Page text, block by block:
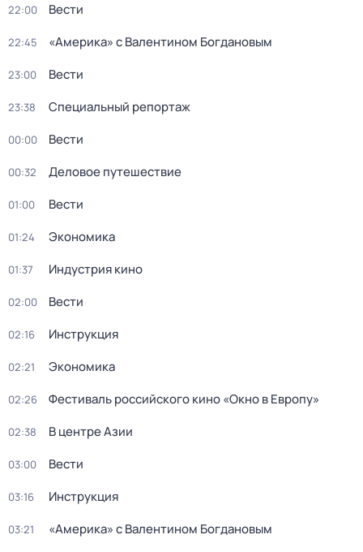
22:00 Вести
22:45 «Америка» с Валентином Богдановым
23:00 Вести
23:38 Специальный репортаж
00:00 Вести
00:32 Деловое путешествие
01:00 Вести
01:24 Экономика
01:37 Индустрия кино
02:00 Вести
02:16 Инструкция
02:21 Экономика
02:26 Фестиваль российского кино «Окно в Европу»
02:38 В центре Азии
03:00 Вести
03:16 Инструкция
03:21 «Америка» с Валентином Богдановым